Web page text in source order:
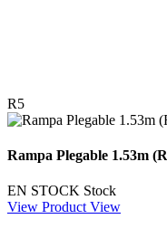
R5
Rampa Plegable 1.53m
EN STOCK Stock
View Product View